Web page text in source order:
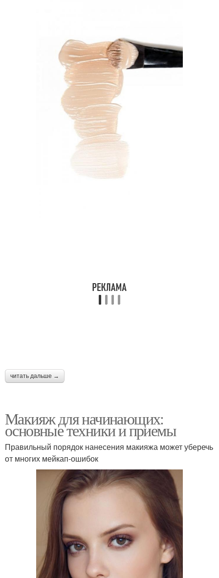
читать дальше →
Макияж для начинающих:
основные техники и приемы
Правильный порядок нанесения макияжа может уберечь
от многих мейкап-ошибок